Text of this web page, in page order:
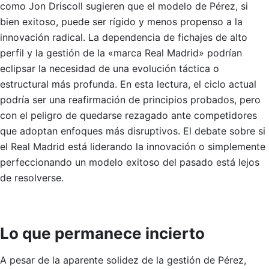
como Jon Driscoll sugieren que el modelo de Pérez, si
bien exitoso, puede ser rígido y menos propenso a la
innovación radical. La dependencia de fichajes de alto
perfil y la gestión de la «marca Real Madrid» podrían
eclipsar la necesidad de una evolución táctica o
estructural más profunda. En esta lectura, el ciclo actual
podría ser una reafirmación de principios probados, pero
con el peligro de quedarse rezagado ante competidores
que adoptan enfoques más disruptivos. El debate sobre si
el Real Madrid está liderando la innovación o simplemente
perfeccionando un modelo exitoso del pasado está lejos
de resolverse.
Lo que permanece incierto
A pesar de la aparente solidez de la gestión de Pérez,